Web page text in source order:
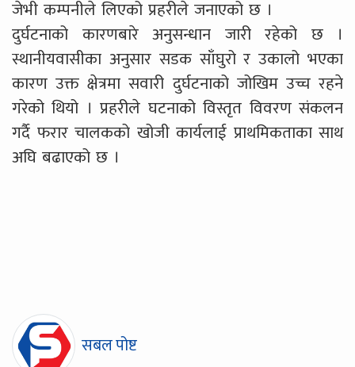
जेभी कम्पनीले लिएको प्रहरीले जनाएको छ ।
दुर्घटनाको कारणबारे अनुसन्धान जारी रहेको छ ।
स्थानीयवासीका अनुसार सडक साँघुरो र उकालो भएका
कारण उक्त क्षेत्रमा सवारी दुर्घटनाको जोखिम उच्च रहने
गरेको थियो । प्रहरीले घटनाको विस्तृत विवरण संकलन
गर्दै फरार चालकको खोजी कार्यलाई प्राथमिकताका साथ
अघि बढाएको छ ।
सबल पोष्ट